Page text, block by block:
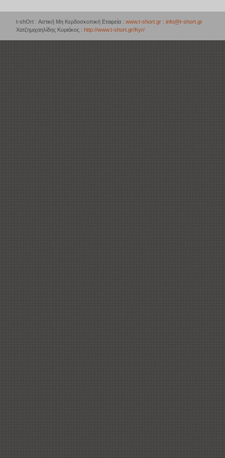
t-shOrt : Αστική Μη Κερδοσκοπική Εταιρεία : www.t-short.gr : info@t-short.gr
Χατζημιχαηλίδης Κυριάκος : http://www.t-short.gr/Kyr/